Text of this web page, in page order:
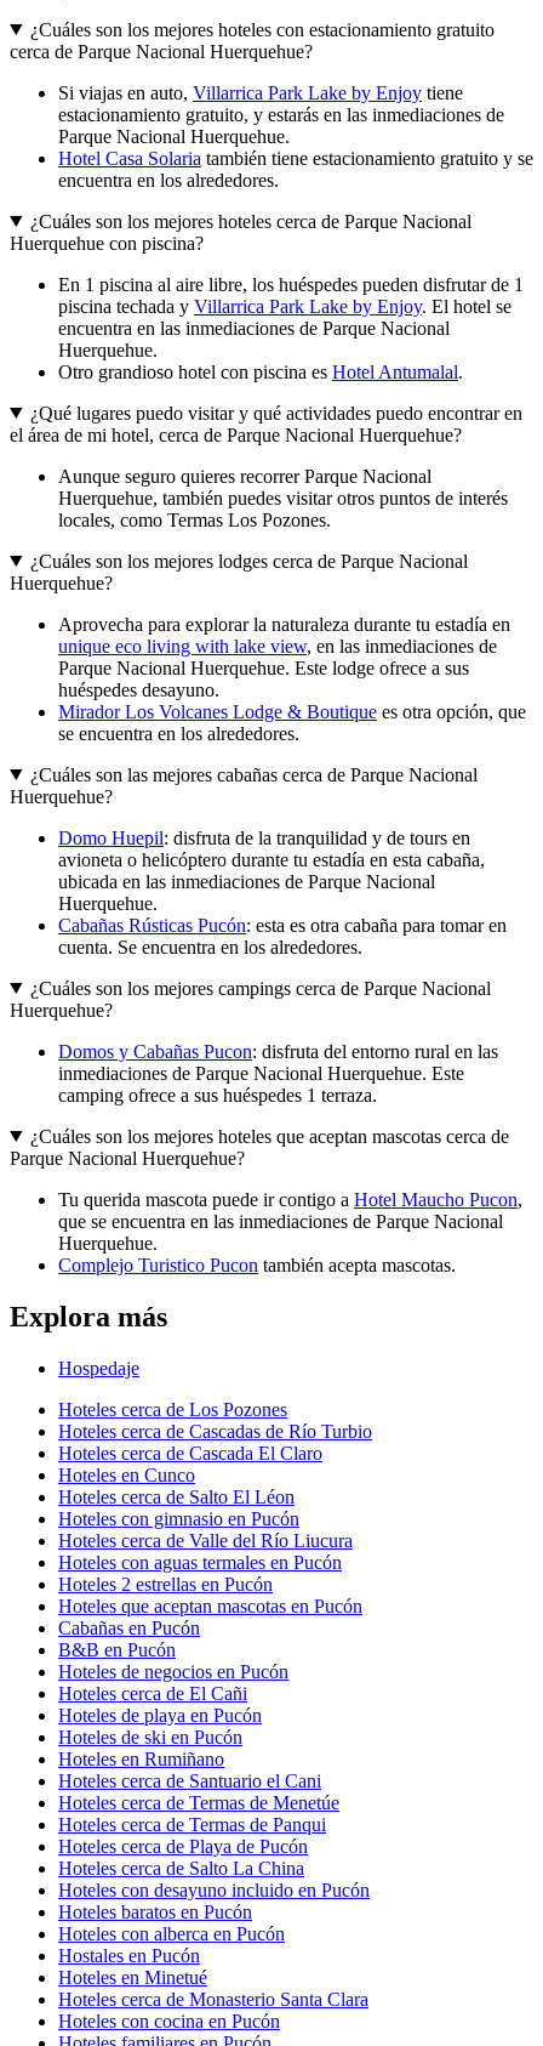
¿Cuáles son los mejores hoteles con estacionamiento gratuito
cerca de Parque Nacional Huerquehue?
Si viajas en auto, Villarrica Park Lake by Enjoy tiene
estacionamiento gratuito, y estarás en las inmediaciones de
Parque Nacional Huerquehue.
Hotel Casa Solaria también tiene estacionamiento gratuito y se
encuentra en los alrededores.
¿Cuáles son los mejores hoteles cerca de Parque Nacional
Huerquehue con piscina?
En 1 piscina al aire libre, los huéspedes pueden disfrutar de 1
piscina techada y Villarrica Park Lake by Enjoy. El hotel se
encuentra en las inmediaciones de Parque Nacional
Huerquehue.
Otro grandioso hotel con piscina es Hotel Antumalal.
¿Qué lugares puedo visitar y qué actividades puedo encontrar en
el área de mi hotel, cerca de Parque Nacional Huerquehue?
Aunque seguro quieres recorrer Parque Nacional
Huerquehue, también puedes visitar otros puntos de interés
locales, como Termas Los Pozones.
¿Cuáles son los mejores lodges cerca de Parque Nacional
Huerquehue?
Aprovecha para explorar la naturaleza durante tu estadía en
unique eco living with lake view, en las inmediaciones de
Parque Nacional Huerquehue. Este lodge ofrece a sus
huéspedes desayuno.
Mirador Los Volcanes Lodge & Boutique es otra opción, que
se encuentra en los alrededores.
¿Cuáles son las mejores cabañas cerca de Parque Nacional
Huerquehue?
Domo Huepil: disfruta de la tranquilidad y de tours en
avioneta o helicóptero durante tu estadía en esta cabaña,
ubicada en las inmediaciones de Parque Nacional
Huerquehue.
Cabañas Rústicas Pucón: esta es otra cabaña para tomar en
cuenta. Se encuentra en los alrededores.
¿Cuáles son los mejores campings cerca de Parque Nacional
Huerquehue?
Domos y Cabañas Pucon: disfruta del entorno rural en las
inmediaciones de Parque Nacional Huerquehue. Este
camping ofrece a sus huéspedes 1 terraza.
¿Cuáles son los mejores hoteles que aceptan mascotas cerca de
Parque Nacional Huerquehue?
Tu querida mascota puede ir contigo a Hotel Maucho Pucon,
que se encuentra en las inmediaciones de Parque Nacional
Huerquehue.
Complejo Turistico Pucon también acepta mascotas.
Explora más
Hospedaje
Hoteles cerca de Los Pozones
Hoteles cerca de Cascadas de Río Turbio
Hoteles cerca de Cascada El Claro
Hoteles en Cunco
Hoteles cerca de Salto El Léon
Hoteles con gimnasio en Pucón
Hoteles cerca de Valle del Río Liucura
Hoteles con aguas termales en Pucón
Hoteles 2 estrellas en Pucón
Hoteles que aceptan mascotas en Pucón
Cabañas en Pucón
B&B en Pucón
Hoteles de negocios en Pucón
Hoteles cerca de El Cañi
Hoteles de playa en Pucón
Hoteles de ski en Pucón
Hoteles en Rumiñano
Hoteles cerca de Santuario el Cani
Hoteles cerca de Termas de Menetúe
Hoteles cerca de Termas de Panqui
Hoteles cerca de Playa de Pucón
Hoteles cerca de Salto La China
Hoteles con desayuno incluido en Pucón
Hoteles baratos en Pucón
Hoteles con alberca en Pucón
Hostales en Pucón
Hoteles en Minetué
Hoteles cerca de Monasterio Santa Clara
Hoteles con cocina en Pucón